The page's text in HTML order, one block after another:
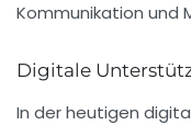
Kommunikation und
Digitale
In der heutigen